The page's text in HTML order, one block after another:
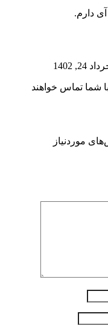
دارم.
24, 1402
شما تماس خواهند
موردنیاز